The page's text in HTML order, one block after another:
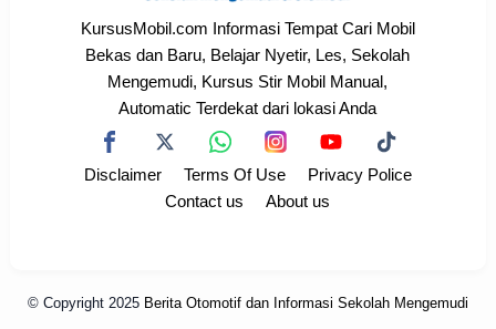
KursusMobil.com Informasi Tempat Cari Mobil
Bekas dan Baru, Belajar Nyetir, Les, Sekolah
Mengemudi, Kursus Stir Mobil Manual,
Automatic Terdekat dari lokasi Anda
Disclaimer Terms Of Use
Privacy Police
Contact us
About us
© Copyright 2025 Berita Otomotif dan Informasi Sekolah Mengemudi